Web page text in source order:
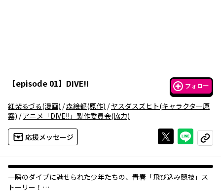
【episode 01】 DIVE!! フォロー
紅柴るづる(漫画) /森絵都(原作) /ヤスダスズヒト(キャラクター原
案) /アニメ「DIVE!!」製作委員会(協力)
応援メッセージ Xで投稿する
ライン
コピー
一瞬のダイブに魅せられた少年たちの、青春「飛び込み競技」ス
トーリー！